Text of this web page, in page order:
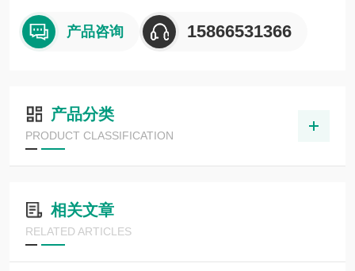
产品咨询 15866531366
产品分类
PRODUCT CLASSIFICATION
相关文章
RELATED ARTICLES